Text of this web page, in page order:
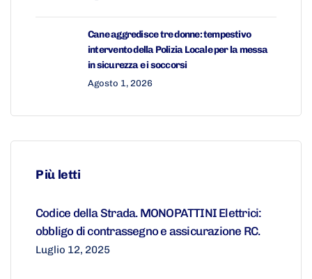
Cane aggredisce tre donne: tempestivo
intervento della Polizia Locale per la messa
in sicurezza e i soccorsi
Agosto 1, 2026
Più letti
Codice della Strada. MONOPATTINI Elettrici:
obbligo di contrassegno e assicurazione RC.
Luglio 12, 2025